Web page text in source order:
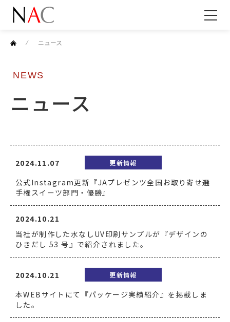
⁄ ニュース
NEWS
ニュース
2024.11.07 更新情報
公式Instagram更新『JAプレゼンツ全国お取り寄せ選
手権スイーツ部門・優勝』
2024.10.21
当社が制作した水なしUV印刷サンプルが『デザインの
ひきだし 53 号』で紹介されました。
2024.10.21 更新情報
本WEBサイトにて『パッケージ実績紹介』を掲載しま
した。